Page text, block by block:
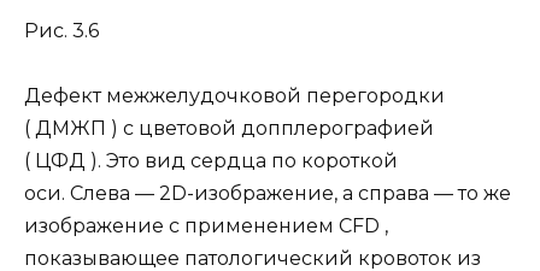
Рис. 3.6
Дефект межжелудочковой перегородки
( ДМЖП ) с цветовой допплерографией
( ЦФД ). Это вид сердца по короткой
оси. Слева — 2D-изображение, а справа — то же
изображение с применением CFD ,
показывающее патологический кровоток из